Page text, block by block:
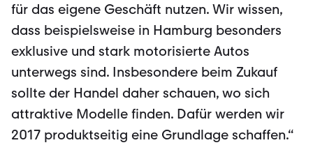
für das eigene Geschäft nutzen. Wir wissen,
dass beispielsweise in Hamburg besonders
exklusive und stark motorisierte Autos
unterwegs sind. Insbesondere beim Zukauf
sollte der Handel daher schauen, wo sich
attraktive Modelle finden. Dafür werden wir
2017 produktseitig eine Grundlage schaffen.“